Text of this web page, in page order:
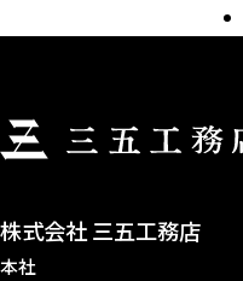
株式会社 三五工務店
本社